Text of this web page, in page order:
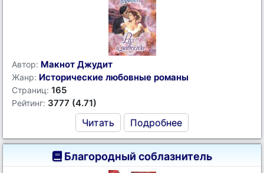
Автор: Макнот Джудит
Жанр: Исторические любовные романы
Страниц: 165
Рейтинг: 3777 (4.71)
Читать Подробнее
Благородный соблазнитель